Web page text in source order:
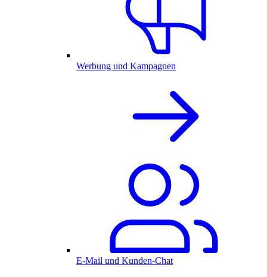
Werbung und Kampagnen
E-Mail und Kunden-Chat